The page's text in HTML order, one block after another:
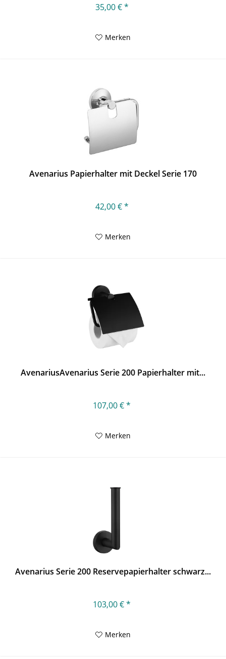
35,00 € *
Merken
Avenarius Papierhalter mit Deckel Serie 170
42,00 € *
Merken
AvenariusAvenarius Serie 200 Papierhalter mit...
107,00 € *
Merken
Avenarius Serie 200 Reservepapierhalter schwarz...
103,00 € *
Merken